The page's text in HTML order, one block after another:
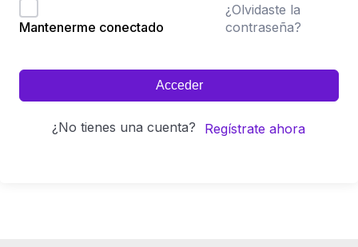
Mantenerme conectado
¿Olvidaste la
contraseña?
Acceder
¿No tienes una cuenta? Regístrate ahora